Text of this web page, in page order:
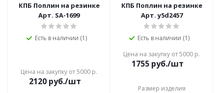
КПБ Поплин на резинке
Арт. SA-1699
Есть в наличии (1)
Цена на закупку от 5000 р.
2120 руб./шт
КПБ Поплин на резинке
Арт. y5d2457
Есть в наличии (1)
Цена на закупку от 5000 р.
1755 руб./шт
Размер изделия